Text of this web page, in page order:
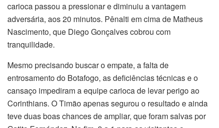
carioca passou a pressionar e diminuiu a vantagem
adversária, aos 20 minutos. Pênalti em cima de Matheus
Nascimento, que Diego Gonçalves cobrou com
tranquilidade.
Mesmo precisando buscar o empate, a falta de
entrosamento do Botafogo, as deficiências técnicas e o
cansaço impediram a equipe carioca de levar perigo ao
Corinthians. O Timão apenas segurou o resultado e ainda
teve duas boas chances de ampliar, que foram salvas por